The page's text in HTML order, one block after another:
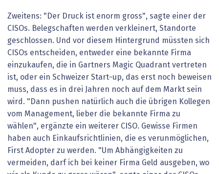
Zweitens: "Der Druck ist enorm gross", sagte einer der
CISOs. Belegschaften werden verkleinert, Standorte
geschlossen. Und vor diesem Hintergrund müssten sich
CISOs entscheiden, entweder eine bekannte Firma
einzukaufen, die in Gartners Magic Quadrant vertreten
ist, oder ein Schweizer Start-up, das erst noch beweisen
muss, dass es in drei Jahren noch auf dem Markt sein
wird. "Dann pushen natürlich auch die übrigen Kollegen
vom Management, lieber die bekannte Firma zu
wählen", ergänzte ein weiterer CISO. Gewisse Firmen
haben auch Einkaufsrichtlinien, die es verunmöglichen,
First Adopter zu werden. "Um Abhängigkeiten zu
vermeiden, darf ich bei keiner Firma Geld ausgeben, wo